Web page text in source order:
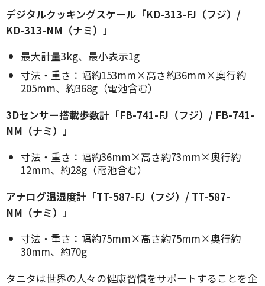
デジタルクッキングスケール「KD-313-FJ（フジ）/
KD-313-NM（ナミ）」
最大計量3kg、最小表示1g
寸法・重さ：幅約153mm×高さ約36mm×奥行約
205mm、約368g（電池含む）
3Dセンサー搭載歩数計「FB-741-FJ（フジ）/ FB-741-
NM（ナミ）」
寸法・重さ：幅約36mm×高さ約73mm×奥行約
12mm、約28g（電池含む）
アナログ温湿度計「TT-587-FJ（フジ）/ TT-587-
NM（ナミ）」
寸法・重さ：幅約75mm×高さ約75mm×奥行約
30mm、約70g
タニタは世界の人々の健康習慣をサポートすることを企